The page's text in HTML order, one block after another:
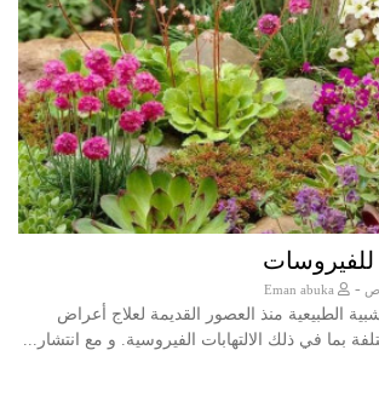
-
الطبيعية منذ العصور القديمة لعلاج أعراض
بما في ذلك الالتهابات الفيروسية. و مع انتشار...